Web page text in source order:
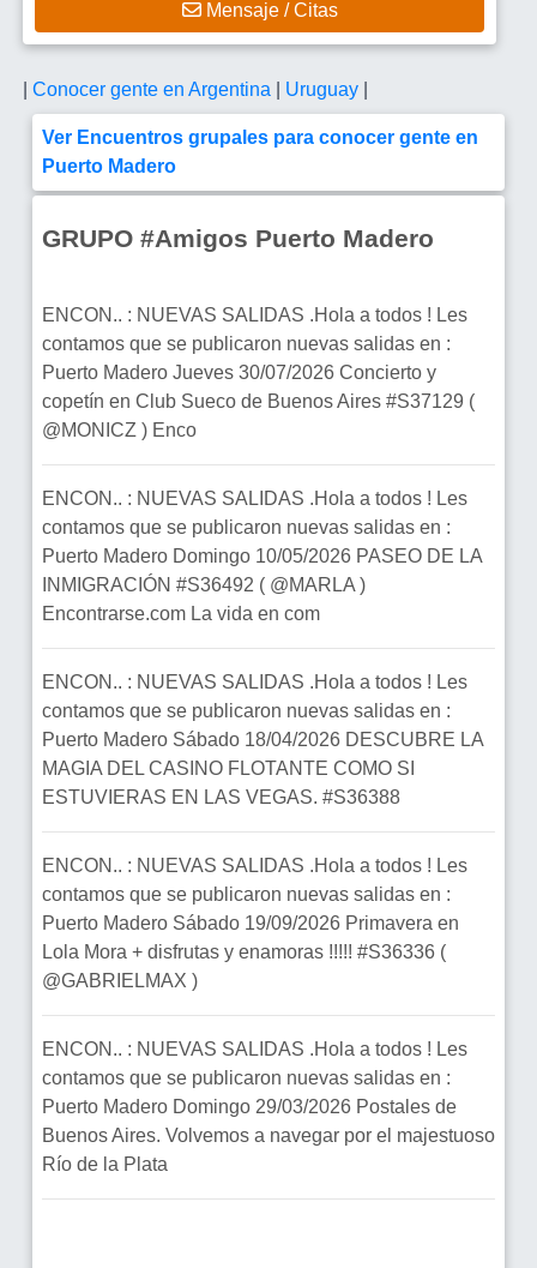
Mensaje / Citas
Conocer gente en Argentina Uruguay
Ver Encuentros grupales para conocer gente en
Puerto Madero
GRUPO #Amigos Puerto Madero
ENCON.. : NUEVAS SALIDAS .Hola a todos ! Les
contamos que se publicaron nuevas salidas en :
Puerto Madero Jueves 30/07/2026 Concierto y
copetín en Club Sueco de Buenos Aires #S37129 (
@MONICZ ) Enco
ENCON.. : NUEVAS SALIDAS .Hola a todos ! Les
contamos que se publicaron nuevas salidas en :
Puerto Madero Domingo 10/05/2026 PASEO DE LA
INMIGRACIÓN #S36492 ( @MARLA )
Encontrarse.com La vida en com
ENCON.. : NUEVAS SALIDAS .Hola a todos ! Les
contamos que se publicaron nuevas salidas en :
Puerto Madero Sábado 18/04/2026 DESCUBRE LA
MAGIA DEL CASINO FLOTANTE COMO SI
ESTUVIERAS EN LAS VEGAS. #S36388
ENCON.. : NUEVAS SALIDAS .Hola a todos ! Les
contamos que se publicaron nuevas salidas en :
Puerto Madero Sábado 19/09/2026 Primavera en
Lola Mora + disfrutas y enamoras !!!!! #S36336 (
@GABRIELMAX )
ENCON.. : NUEVAS SALIDAS .Hola a todos ! Les
contamos que se publicaron nuevas salidas en :
Puerto Madero Domingo 29/03/2026 Postales de
Buenos Aires. Volvemos a navegar por el majestuoso
Río de la Plata